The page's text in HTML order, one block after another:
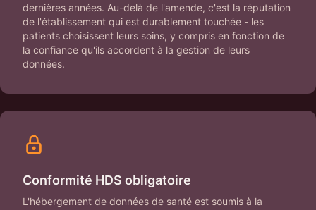
dernières années. Au-delà de l'amende, c'est la réputation
de l'établissement qui est durablement touchée - les
patients choisissent leurs soins, y compris en fonction de
la confiance qu'ils accordent à la gestion de leurs
données.
Conformité HDS obligatoire
L'hébergement de données de santé est soumis à la